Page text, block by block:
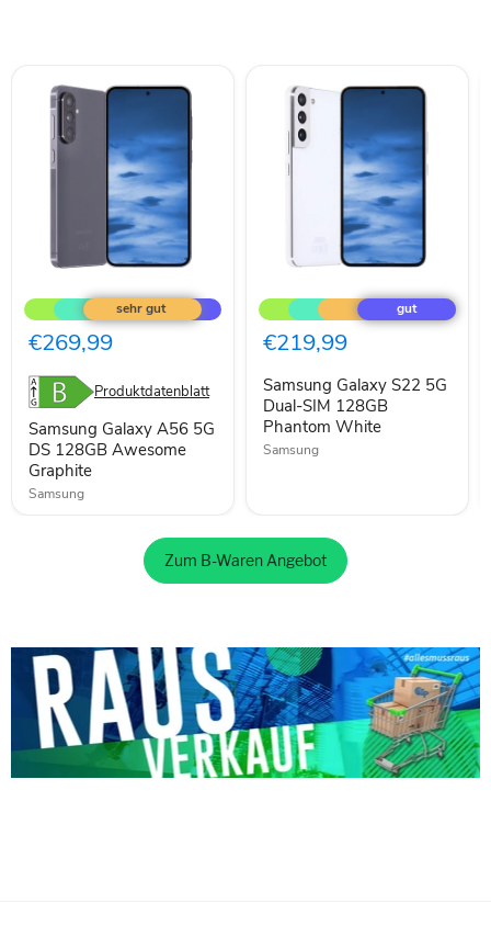
Galaxy
A56
5G
DS
Awesome
Graphite
€269,99
Produktdatenblatt
Samsung Galaxy A56 5G
DS 128GB Awesome
Graphite
Samsung
Galaxy
S22
5G
Dual-
128GB
Phantom
White
€219,99
Samsung Galaxy S22 5G
Dual-SIM 128GB
Phantom White
Samsung
Zum B-Waren Angebot